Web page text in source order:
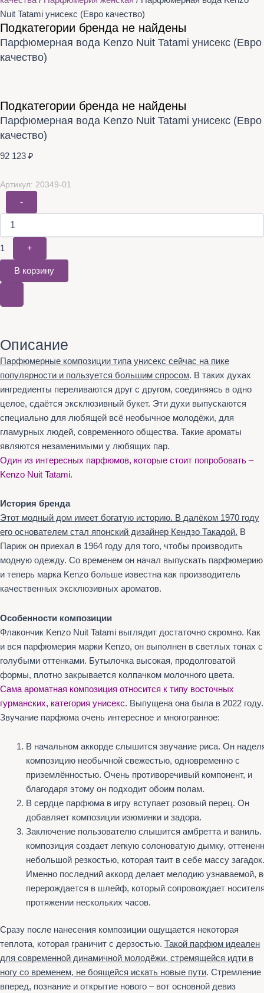
Nuit Tatami унисекс (Евро качество)
Подкатегории бренда не найдены
Парфюмерная вода Kenzo Nuit Tatami унисекс (Евро
качество)
Подкатегории бренда не найдены
Парфюмерная вода Kenzo Nuit Tatami унисекс (Евро
качество)
92 123 ₽
Артикул: 20349-01
-
1 +
В корзину
Описание
Парфюмерные композиции типа унисекс сейчас на пике
популярности и пользуется большим спросом. В таких духах
ингредиенты переливаются друг с другом, соединяясь в одно
целое, сдаётся эксклюзивный букет. Эти духи выпускаются
специально для любящей всё необычное молодёжи, для
гламурных людей, современного общества. Такие ароматы
являются незаменимыми у любящих пар.
Один из интересных парфюмов, которые стоит попробовать –
Kenzo Nuit Tatami.
История бренда
Этот модный дом имеет богатую историю. В далёком 1970 году
его основателем стал японский дизайнер Кендзо Такадой. В
Париж он приехал в 1964 году для того, чтобы производить
модную одежду. Со временем он начал выпускать парфюмерию
и теперь марка Kenzo больше известна как производитель
качественных эксклюзивных ароматов.
Особенности композиции
Флакончик Kenzo Nuit Tatami выглядит достаточно скромно. Как
и вся парфюмерия марки Kenzo, он выполнен в светлых тонах с
голубыми оттенками. Бутылочка высокая, продолговатой
формы, плотно закрывается колпачком молочного цвета.
Сама ароматная композиция относится к типу восточных
гурманских, категория унисекс. Выпущена она была в 2022 году.
Звучание парфюма очень интересное и многогранное:
В начальном аккорде слышится звучание риса. Он
композицию необычной свежестью, одновременно с
приземлённостью. Очень противоречивый компонент, и
благодаря этому он подходит обоим полам.
В сердце парфюма в игру вступает розовый перец. Он
добавляет композиции изюминки и задора.
Заключение пользователю слышится амбретта и ваниль.
композиция создает легкую солоноватую дымку,
небольшой резкостью, которая таит в себе массу загадок.
Именно последний аккорд делает мелодию узнаваемой,
перерождается в шлейф, который сопровождает
протяжении нескольких часов.
Сразу после нанесения композиции ощущается некоторая
теплота, которая граничит с дерзостью. Такой парфюм идеален
для современной динамичной молодёжи, стремящейся идти в
ногу со временем, не боящейся искать новые пути. Стремление
вперед, познание и открытие нового – вот основной девиз